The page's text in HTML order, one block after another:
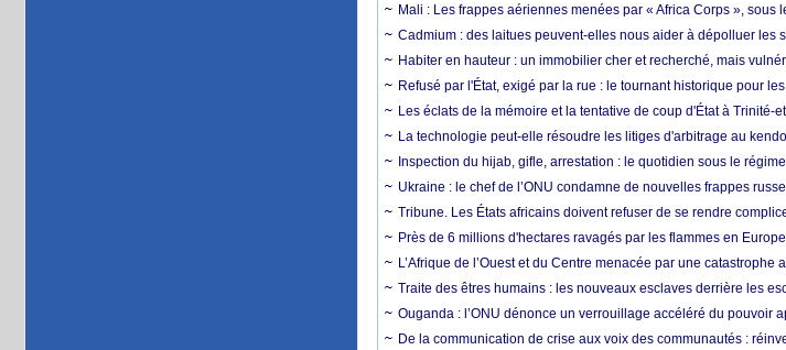
Mali : Les frappes aériennes menées par « Africa Corps », sous
Cadmium : des laitues peuvent-elles nous aider à dépolluer les
Habiter en hauteur : un immobilier cher et recherché, mais
Refusé par l'État, exigé par la rue : le tournant historique pour
Les éclats de la mémoire et la tentative de coup d'État à Trinité-
La technologie peut-elle résoudre les litiges d'arbitrage au
Inspection du hijab, gifle, arrestation : le quotidien sous le
Ukraine : le chef de l’ONU condamne de nouvelles frappes
Tribune. Les États africains doivent refuser de se rendre
Près de 6 millions d'hectares ravagés par les flammes en
L’Afrique de l’Ouest et du Centre menacée par une catastrophe
Traite des êtres humains : les nouveaux esclaves derrière les
Ouganda : l’ONU dénonce un verrouillage accéléré du pouvoir
De la communication de crise aux voix des communautés :